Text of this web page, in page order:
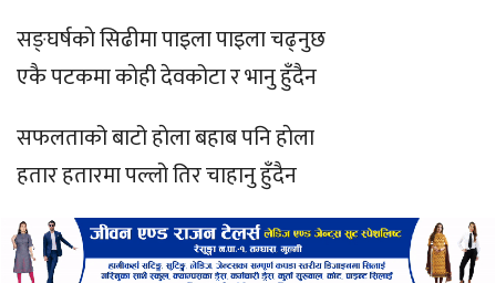
सङ्घर्षकाे सिढीमा पाइला पाइला चढ्नुछ
एकै पटकमा काेही देवकोटा र भानु हुँदैन
सफलताको बाटो हाेला बहाब पनि हाेला
हतार हतारमा पल्लो तिर चाहानु हुँदैन